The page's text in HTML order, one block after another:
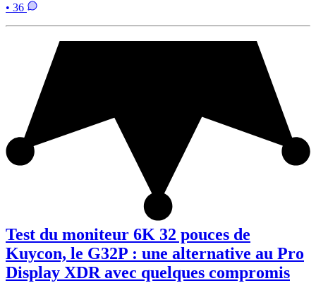
• 36
Test du moniteur 6K 32 pouces de
Kuycon, le G32P : une alternative au Pro
Display XDR avec quelques compromis